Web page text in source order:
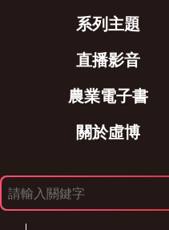
系列主題
直播影音
農業電子書
關於虛博